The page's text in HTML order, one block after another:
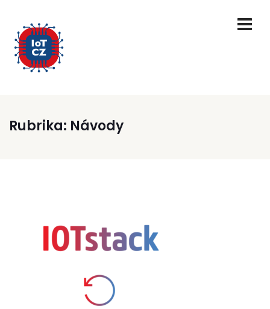
Rubrika: Návody